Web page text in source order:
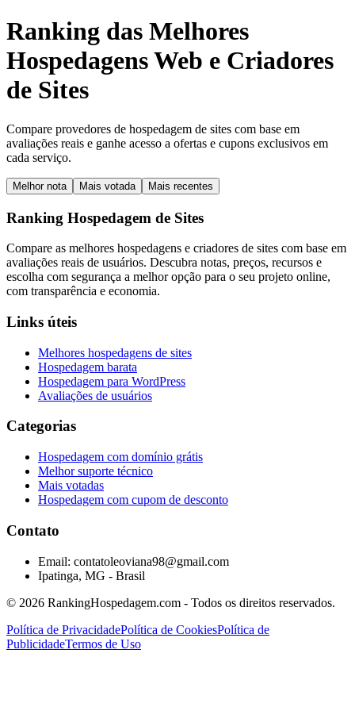
Ranking das Melhores
Hospedagens Web e Criadores
de Sites
Compare provedores de hospedagem de sites com base em
avaliações reais e ganhe acesso a ofertas e cupons exclusivos em
cada serviço.
Melhor nota Mais votada Mais recentes
Ranking Hospedagem de Sites
Compare as melhores hospedagens e criadores de sites com base em
avaliações reais de usuários. Descubra notas, preços, recursos e
escolha com segurança a melhor opção para o seu projeto online,
com transparência e economia.
Links úteis
Melhores hospedagens de sites
Hospedagem barata
Hospedagem para WordPress
Avaliações de usuários
Categorias
Hospedagem com domínio grátis
Melhor suporte técnico
Mais votadas
Hospedagem com cupom de desconto
Contato
Email: contatoleoviana98@gmail.com
Ipatinga, MG - Brasil
© 2026 RankingHospedagem.com - Todos os direitos reservados.
Política de PrivacidadePolítica de CookiesPolítica de
PublicidadeTermos de Uso